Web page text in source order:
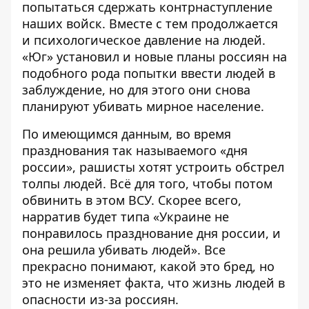
попытаться сдержать контрнаступление
наших войск. Вместе с тем продолжается
и психологическое давление на людей.
«Юг» установил и новые планы россиян на
подобного рода попытки ввести людей в
заблуждение, но для этого они снова
планируют убивать мирное население.
По имеющимся данным, во время
празднования так называемого «дня
россии», рашисты хотят устроить обстрел
толпы людей. Всё для того, чтобы потом
обвинить в этом ВСУ. Скорее всего,
нарратив будет типа «Украине не
понравилось празднование дня россии, и
она решила убивать людей». Все
прекрасно понимают, какой это бред, но
это не изменяет факта, что жизнь людей в
опасности из-за россиян.